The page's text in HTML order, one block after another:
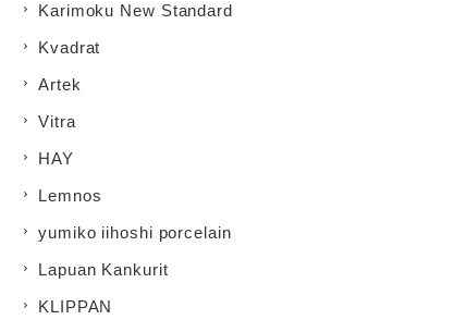
Karimoku New Standard
Kvadrat
Artek
Vitra
HAY
Lemnos
yumiko iihoshi porcelain
Lapuan Kankurit
KLIPPAN